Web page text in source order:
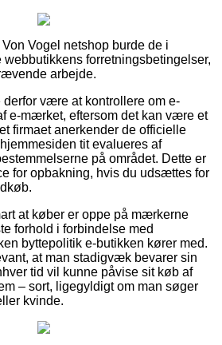
Vogel netshop burde de i
forretningsbetingelser,
arbejde.
være at kontrollere om e-
e-mærket, eftersom det kan være et
firmaet anerkender de officielle
tit evalueres af
på området. Dette er
for opbakning, hvis du udsættes for
at køber er oppe på mærkerne
forhold i forbindelse med
byttepolitik e-butikken kører med.
at man stadigvæk bevarer sin
tid vil kunne påvise sit køb af
– sort, ligegyldigt om man søger
kvinde.